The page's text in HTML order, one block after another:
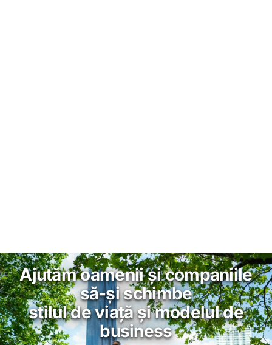
Ajutăm oamenii și companiile
să-și schimbe
stilul de viață și modelul de
business